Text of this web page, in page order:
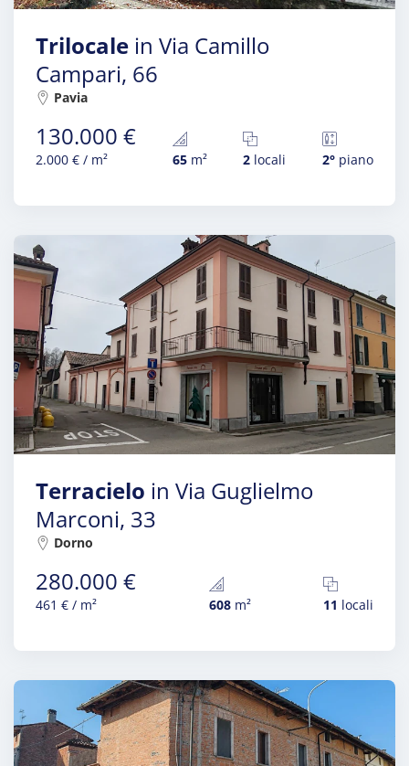
Trilocale in Via Camillo
Campari, 66
Pavia
130.000 €
2.000 € / m² 65m² 2 locali 2°piano
Terracielo in Via Guglielmo
Marconi, 33
Dorno
280.000 €
461 € / m² 608m² 11 locali